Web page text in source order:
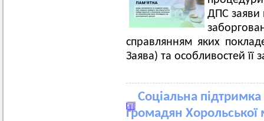
ДПС заяви
справлянням яких
Заява) та особливостей її
Соціальна
громадян Хорольської